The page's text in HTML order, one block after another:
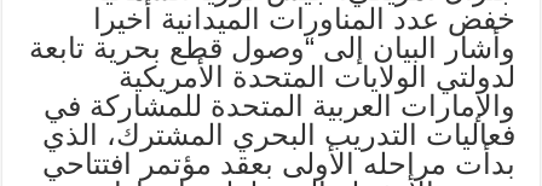
خفض عدد المناورات الميدانية أخيرا
وأشار البيان إلى “وصول قطع بحرية تابعة
لدولتي الولايات المتحدة الأمريكية
والإمارات العربية المتحدة للمشاركة في
فعاليات التدريب البحري المشترك، الذي
بدأت مراحله الأولى بعقد مؤتمر افتتاحي